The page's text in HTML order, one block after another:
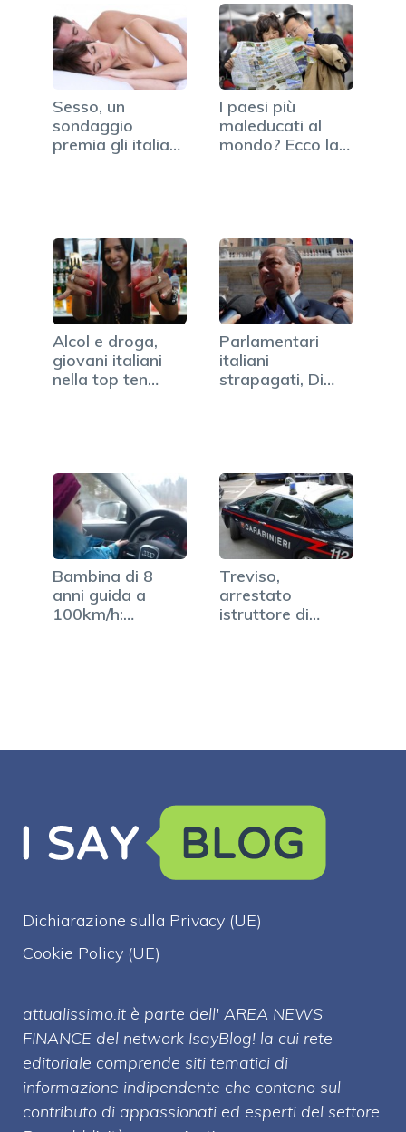
Sesso, un
sondaggio
premia gli italiani:
I paesi più
maleducati al
mondo? Ecco la
Alcol e droga,
giovani italiani
nella top ten
Parlamentari
italiani
strapagati, Di
Bambina di 8
anni guida a
100km/h:
Treviso,
arrestato
istruttore di
Dichiarazione sulla Privacy (UE)
Cookie Policy (UE)
attualissimo.it è parte dell' AREA NEWS
FINANCE del network IsayBlog! la cui rete
editoriale comprende siti tematici di
informazione indipendente che contano sul
contributo di appassionati ed esperti del settore.